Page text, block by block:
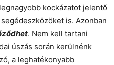
kockázatot jelentő
is. Azonban
. Nem kell tartani
úszás során kerülnénk
a leghatékonyabb